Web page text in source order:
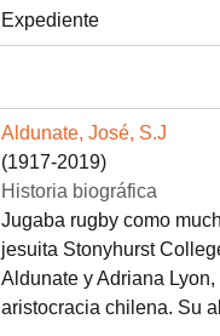
Expediente
Aldunate, José, S.J
(1917-2019)
Historia biográfica
Jugaba rugby como
jesuita Stonyhurst
Aldunate y Adriana
aristocracia chilena. Su